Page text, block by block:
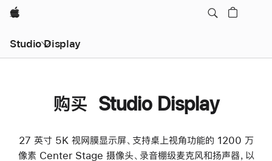
Apple
Studio Display
购买 Studio Display
27 英寸 5K 视网膜显示屏、支持桌上视角功能的 1200 万
像素 Center Stage 摄像头、录音棚级麦克风和扬声器，以